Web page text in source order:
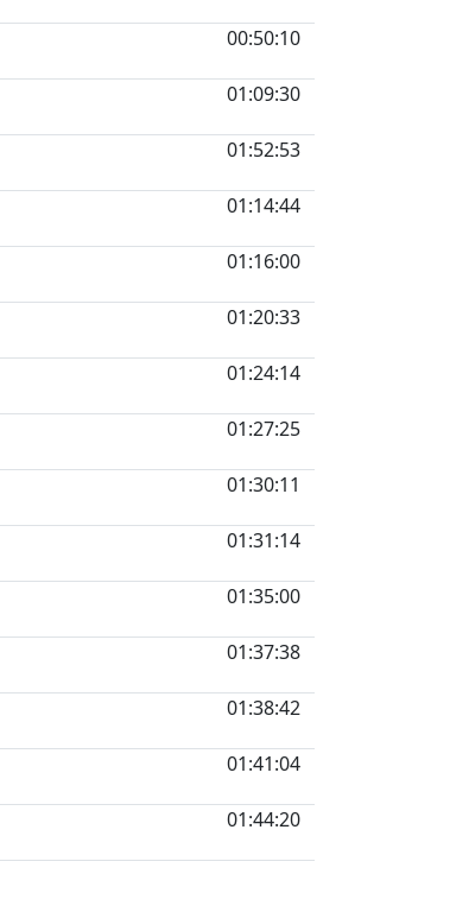
00:50:10
01:09:30
01:52:53
01:14:44
01:16:00
01:20:33
01:24:14
01:27:25
01:30:11
01:31:14
01:35:00
01:37:38
01:38:42
01:41:04
01:44:20